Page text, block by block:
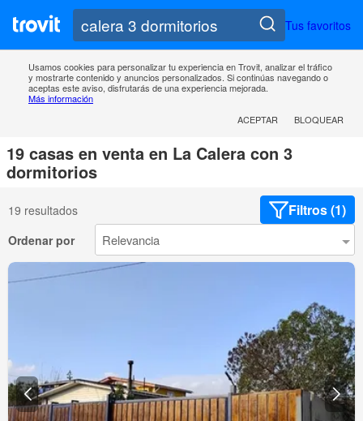
Tus favoritos
Usamos cookies para personalizar tu experiencia en Trovit, analizar el tráfico
y mostrarte contenido y anuncios personalizados. Si continúas navegando o
aceptas este aviso, disfrutarás de una experiencia mejorada.
Más información
ACEPTAR
BLOQUEAR
19 casas en venta en La Calera con 3
dormitorios
19 resultados Filtros (1)
Ordenar por